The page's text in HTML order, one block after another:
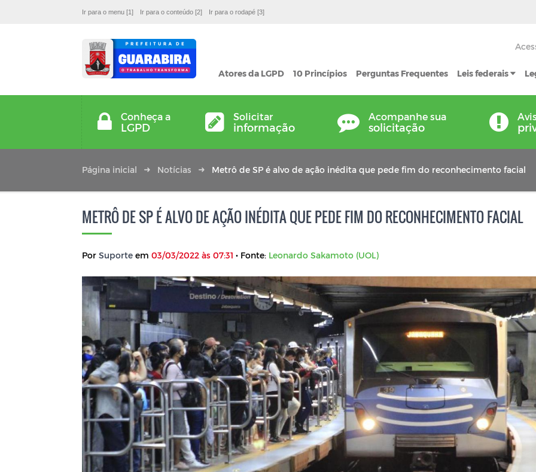
Ir para o menu [1] Ir para o conteúdo [2] Ir para o rodapé [3]
Atores da LGPD 10 Princípios Perguntas Frequentes Leis federais
Conheça a
LGPD
Solicitar
informação
Acompanhe sua
solicitação
Página inicial Notícias Metrô de SP é alvo de ação inédita que pede fim do reconhecimento facial
METRÔ DE SP É ALVO DE AÇÃO INÉDITA QUE PEDE FIM DO RECONHECIMENTO FACIAL
Por Suporte em 03/03/2022 às 07:31 • Fonte: Leonardo Sakamoto (UOL)